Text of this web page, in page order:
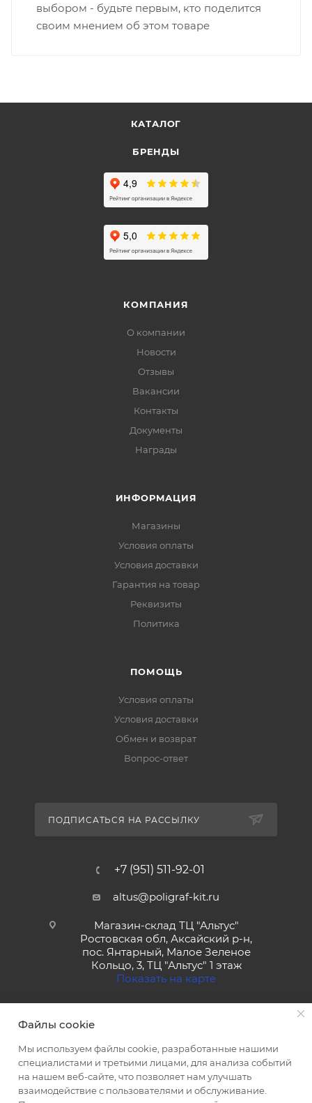
выбором - будьте первым, кто поделится
своим мнением об этом товаре
КАТАЛОГ
БРЕНДЫ
КОМПАНИЯ
О компании
Новости
Отзывы
Вакансии
Контакты
Документы
Награды
ИНФОРМАЦИЯ
Магазины
Условия оплаты
Условия доставки
Гарантия на товар
Реквизиты
Политика
ПОМОЩЬ
Условия оплаты
Условия доставки
Обмен и возврат
Вопрос-ответ
ПОДПИСАТЬСЯ НА РАССЫЛКУ
+7 (951) 511-92-01
altus@poligraf-kit.ru
Магазин-склад ТЦ "Альтус"
Ростовская обл, Аксайский р-н,
пос. Янтарный, Малое Зеленое
Кольцо, 3, ТЦ "Альтус" 1 этаж
Показать на карте
2026 © Полиграф кит - интернет-магазин
Файлы cookie
Мы используем файлы cookie, разработанные нашими
специалистами и третьими лицами, для анализа событий
на нашем веб-сайте, что позволяет нам улучшать
взаимодействие с пользователями и обслуживание.